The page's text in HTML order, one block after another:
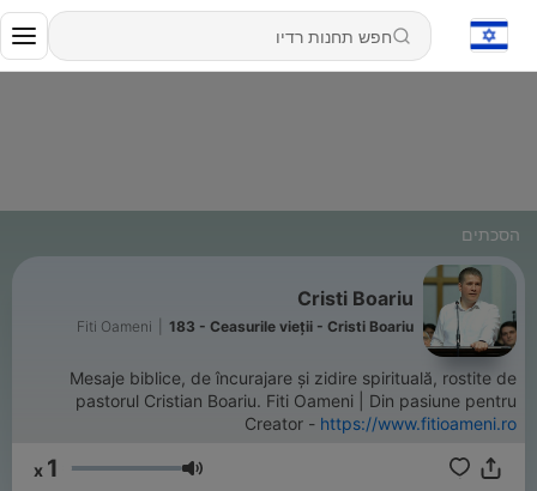
הסכתים
Cristi Boariu
Fiti Oameni 183 - Ceasurile vieții - Cristi Boariu
Mesaje biblice, de încurajare și zidire spirituală, rostite de
pastorul Cristian Boariu. Fiti Oameni | Din pasiune pentru
Creator - https://www.fitioameni.ro
עוצמת שמע 1